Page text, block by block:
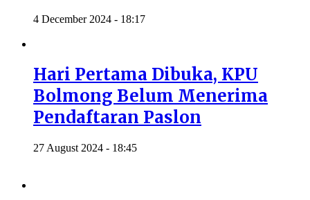
4 December 2024 - 18:17
Hari Pertama Dibuka, KPU
Bolmong Belum Menerima
Pendaftaran Paslon
27 August 2024 - 18:45